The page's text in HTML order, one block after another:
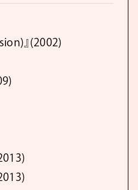
』(2002)